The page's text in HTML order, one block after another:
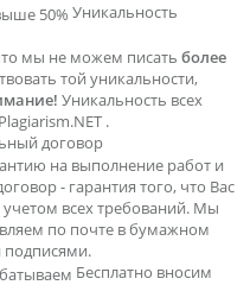
Уникальность
мы не можем писать более
той уникальности,
Уникальность всех
.
договор
на выполнение работ и
- гарантия того, что Вас
всех требований. Мы
по почте в бумажном
подписями.
Бесплатно вносим